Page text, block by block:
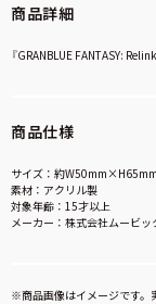
商品詳細
『GRANBLUE FANTASY:
商品仕様
サイズ：約W50mm×H65mm
素材：アクリル製
対象年齢：15才以上
メーカー：株式会社ムービッ
※商品画像はイメージです。